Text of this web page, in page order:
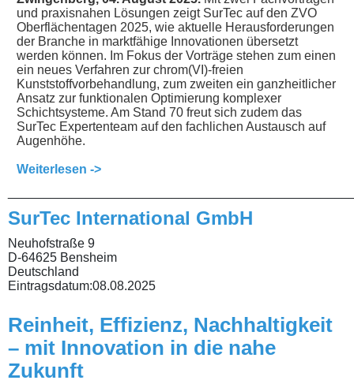
und praxisnahen Lösungen zeigt SurTec auf den ZVO
Oberflächentagen 2025, wie aktuelle Herausforderungen
der Branche in marktfähige Innovationen übersetzt
werden können. Im Fokus der Vorträge stehen zum einen
ein neues Verfahren zur chrom(VI)-freien
Kunststoffvorbehandlung, zum zweiten ein ganzheitlicher
Ansatz zur funktionalen Optimierung komplexer
Schichtsysteme. Am Stand 70 freut sich zudem das
SurTec Expertenteam auf den fachlichen Austausch auf
Augenhöhe.
Weiterlesen ->
SurTec International GmbH
Neuhofstraße 9
D-64625 Bensheim
Deutschland
Eintragsdatum:08.08.2025
Reinheit, Effizienz, Nachhaltigkeit
– mit Innovation in die nahe
Zukunft